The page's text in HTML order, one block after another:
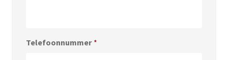
Telefoonnummer *